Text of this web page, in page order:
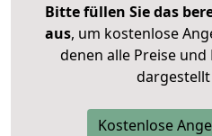
Bitte füllen Sie das
aus, um kostenlose
denen alle Preise
Kostenlose